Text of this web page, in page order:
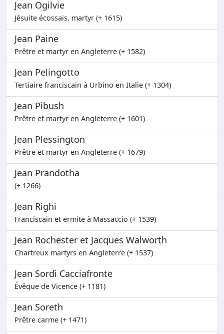
Jean Ogilvie
Jésuite écossais, martyr (+ 1615)
Jean Paine
Prêtre et martyr en Angleterre (+ 1582)
Jean Pelingotto
Tertiaire franciscain à Urbino en Italie (+ 1304)
Jean Pibush
Prêtre et martyr en Angleterre (+ 1601)
Jean Plessington
Prêtre et martyr en Angleterre (+ 1679)
Jean Prandotha
(+ 1266)
Jean Righi
Franciscain et ermite à Massaccio (+ 1539)
Jean Rochester et Jacques Walworth
Chartreux martyrs en Angleterre (+ 1537)
Jean Sordi Cacciafronte
Évêque de Vicence (+ 1181)
Jean Soreth
Prêtre carme (+ 1471)